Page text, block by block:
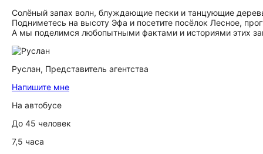
Солёный запах волн, блуждающие пески и танцующие
Подниметесь на высоту Эфа и посетите посёлок Лесное,
А мы поделимся любопытными фактами и историями этих
Руслан, Представитель агентства
Напишите мне
На автобусе
До 45 человек
7,5 часа